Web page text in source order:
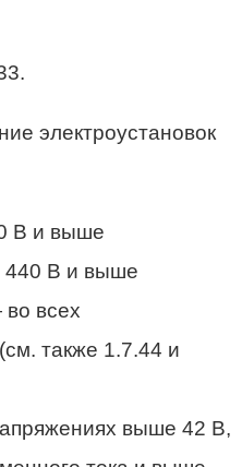
электроустановок
В и выше
440 В и выше
во всех
также 1.7.44 и
выше 42 В,